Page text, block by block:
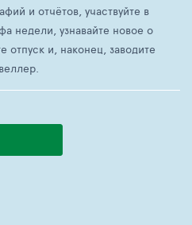
и отчётов, участвуйте в
недели, узнавайте новое о
отпуск и, наконец, заводите